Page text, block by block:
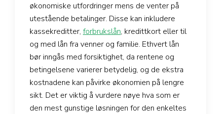
økonomiske utfordringer mens de venter på
utestående betalinger. Disse kan inkludere
kassekreditter, forbrukslån, kredittkort eller til
og med lån fra venner og familie. Ethvert lån
bør inngås med forsiktighet, da rentene og
betingelsene varierer betydelig, og de ekstra
kostnadene kan påvirke økonomien på lengre
sikt. Det er viktig å vurdere nøye hva som er
den mest gunstige løsningen for den enkeltes